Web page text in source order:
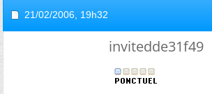
21/02/2006, 19h32
invitedde31f49